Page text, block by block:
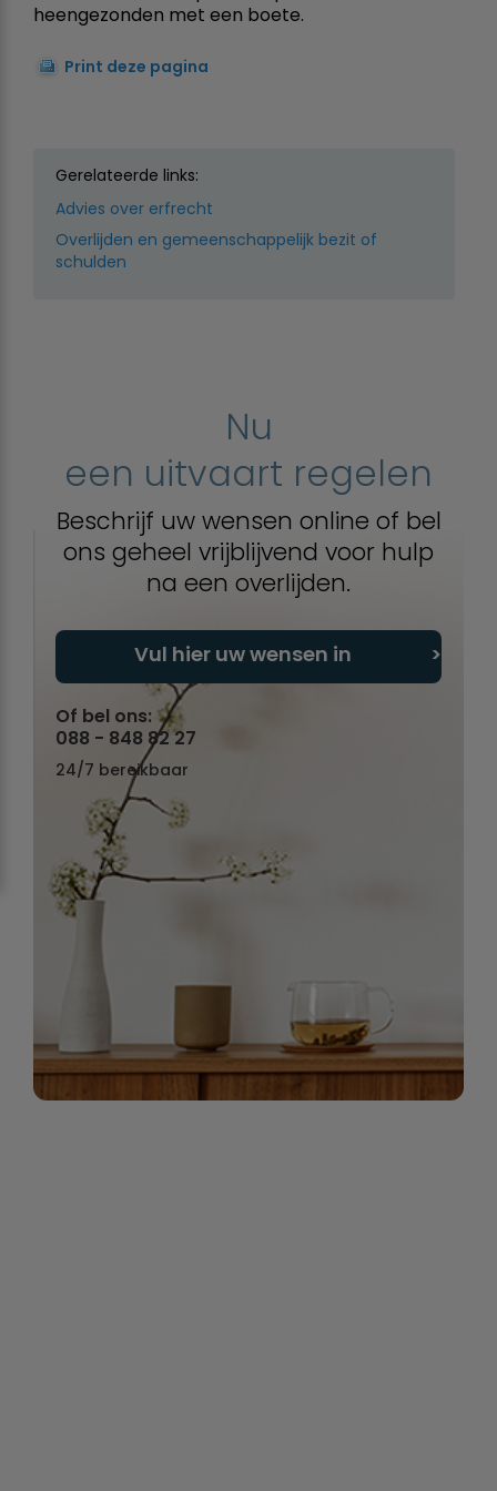
heengezonden met een boete.
Print deze pagina
Gerelateerde links:
Advies over erfrecht
Overlijden en gemeenschappelijk bezit of
schulden
Nu
een uitvaart regelen
Beschrijf uw wensen online of bel
ons geheel vrijblijvend voor hulp
na een overlijden.
Vul hier uw wensen in
Of bel ons:
088 - 848 82 27
24/7 bereikbaar